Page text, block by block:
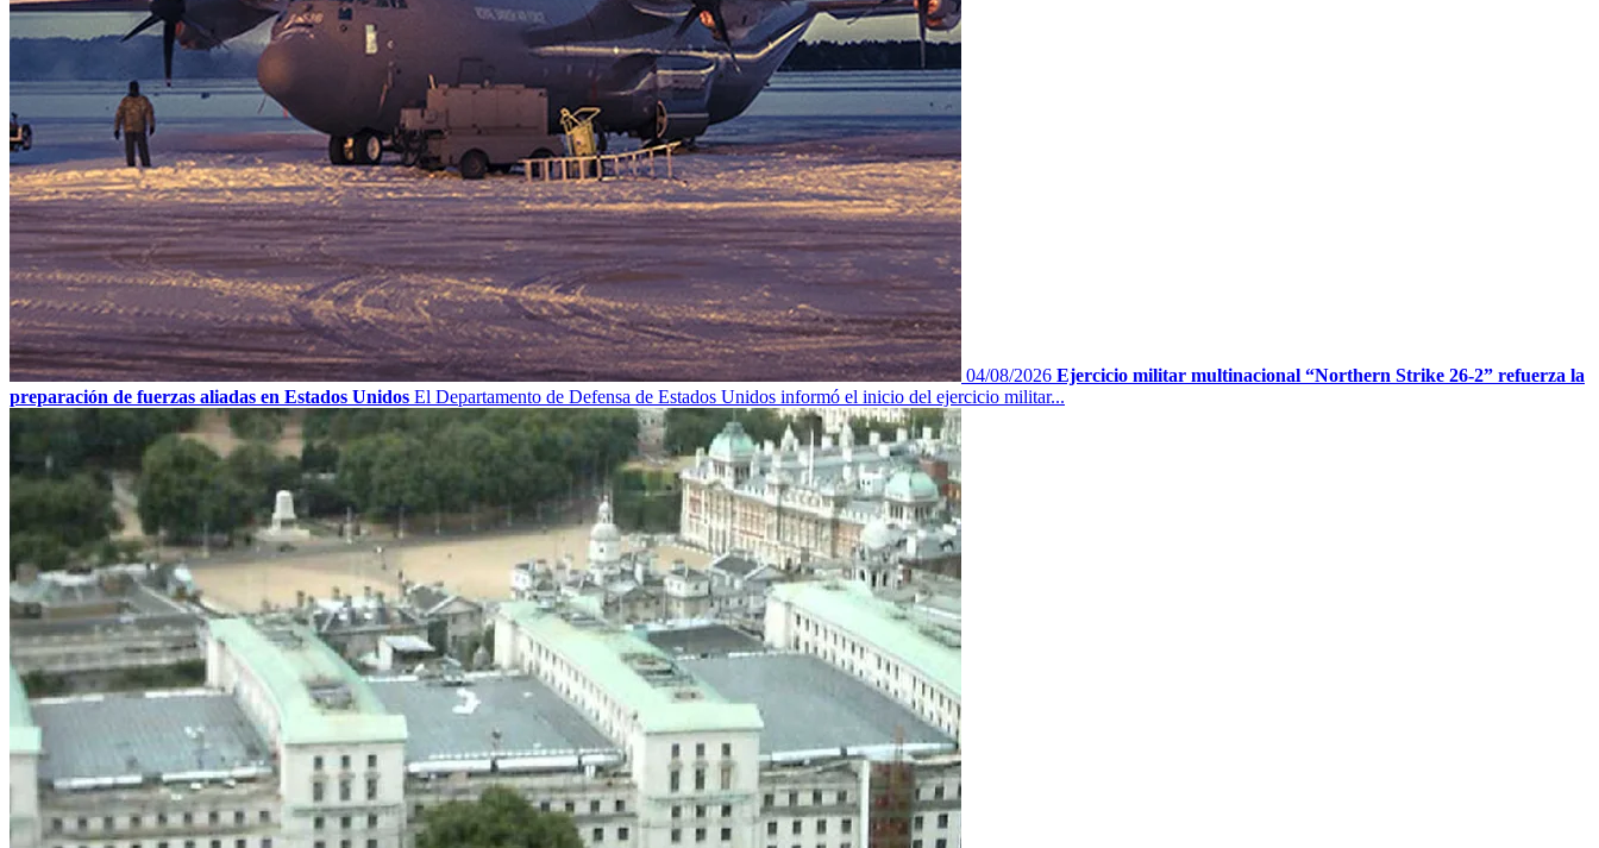
04/08/2026 Ejercicio militar multinacional “Northern Strike 26-2” refuerza la
preparación de fuerzas aliadas en Estados Unidos El Departamento de Defensa de Estados Unidos informó el inicio del ejercicio militar...